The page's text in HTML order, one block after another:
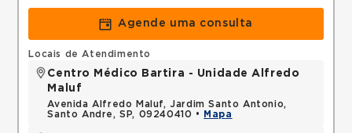
Agende uma consulta
Locais de Atendimento
Centro Médico Bartira - Unidade Alfredo
Maluf
Avenida Alfredo Maluf, Jardim Santo Antonio,
Santo Andre, SP, 09240410 •
Mapa